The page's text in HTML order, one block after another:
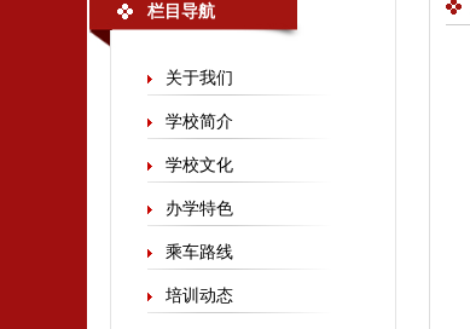
栏目导航
关于我们
学校简介
学校文化
办学特色
乘车路线
培训动态